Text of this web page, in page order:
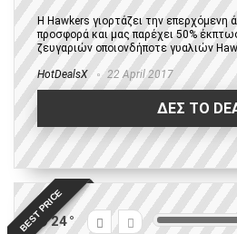
Η Hawkers γιορτάζει την επερχόμενη
προσφορά και μας παρέχει 50%
ζευγαριών οποιονδήποτε γυαλιών
HotDealsX 22 April 2017
ΔΕΣ ΤΟ
BEST PRICE
24